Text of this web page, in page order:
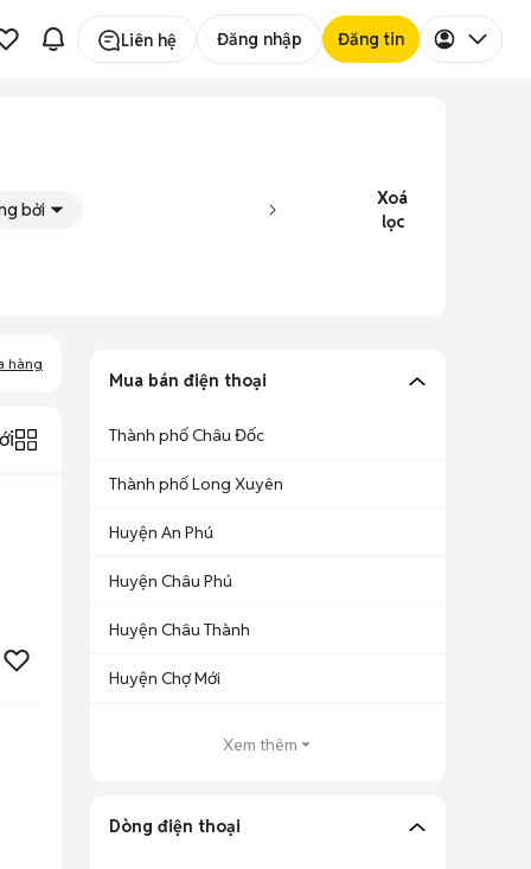
Liên hệ Đăng nhập Đăng tin
bởi
Xoá
lọc
hàng
Mua bán điện thoại
Thành phố Châu Đốc
Thành phố Long Xuyên
Huyện An Phú
Huyện Châu Phú
Huyện Châu Thành
Huyện Chợ Mới
Xem thêm
Dòng điện thoại